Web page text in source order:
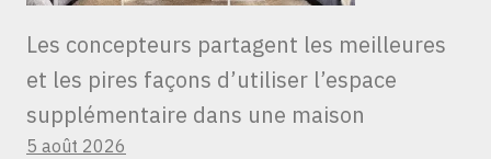
Les concepteurs partagent les meilleures
et les pires façons d’utiliser l’espace
supplémentaire dans une maison
5 août 2026